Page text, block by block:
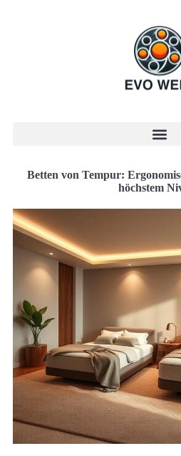
Betten von Tempur:
höchstem